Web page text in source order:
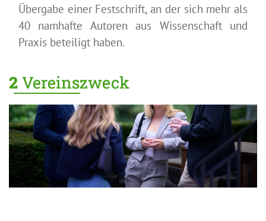
Übergabe einer Festschrift, an der sich mehr als
40 namhafte Autoren aus Wissenschaft und
Praxis beteiligt haben.
2Vereinszweck